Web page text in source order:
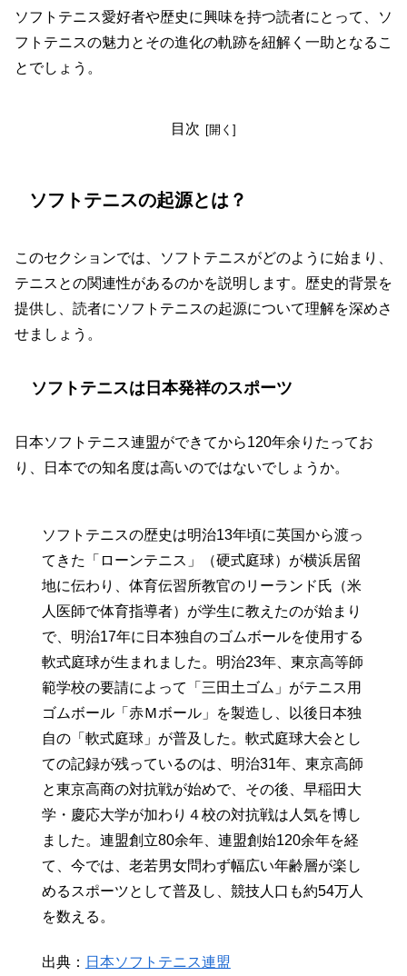
ソフトテニス愛好者や歴史に興味を持つ読者にとって、ソ
フトテニスの魅力とその進化の軌跡を紐解く一助となるこ
とでしょう。
目次
ソフトテニスの起源とは？
このセクションでは、ソフトテニスがどのように始まり、
テニスとの関連性があるのかを説明します。歴史的背景を
提供し、読者にソフトテニスの起源について理解を深めさ
せましょう。
ソフトテニスは日本発祥のスポーツ
日本ソフトテニス連盟ができてから120年余りたってお
り、日本での知名度は高いのではないでしょうか。
ソフトテニスの歴史は明治13年頃に英国から渡っ
てきた「ローンテニス」（硬式庭球）が横浜居留
地に伝わり、体育伝習所教官のリーランド氏（米
人医師で体育指導者）が学生に教えたのが始まり
で、明治17年に日本独自のゴムボールを使用する
軟式庭球が生まれました。明治23年、東京高等師
範学校の要請によって「三田土ゴム」がテニス用
ゴムボール「赤Ｍボール」を製造し、以後日本独
自の「軟式庭球」が普及した。軟式庭球大会とし
ての記録が残っているのは、明治31年、東京高師
と東京高商の対抗戦が始めで、その後、早稲田大
学・慶応大学が加わり４校の対抗戦は人気を博し
ました。連盟創立80余年、連盟創始120余年を経
て、今では、老若男女問わず幅広い年齢層が楽し
めるスポーツとして普及し、競技人口も約54万人
を数える。
出典： 日本ソフトテニス連盟